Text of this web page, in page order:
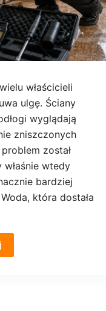
właścicieli
ulgę. Ściany
wyglądają
zniszczonych
został
wtedy
bardziej
która dostała